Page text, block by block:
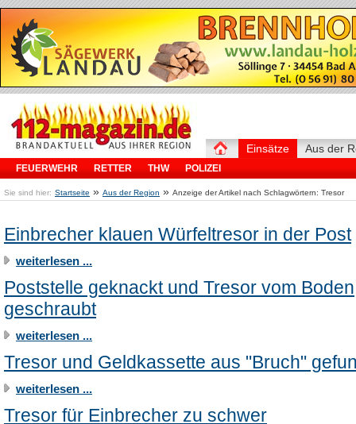
Einsätze
FEUERWEHR RETTER THW POLIZEI
Aus der
Sie sind hier: Startseite » Aus der Region » Anzeige der Artikel nach Schlagwörtern: Tresor
Einbrecher klauen Würfeltresor in der Post
weiterlesen ...
Poststelle geknackt und Tresor vom Boden
geschraubt
weiterlesen ...
Tresor und Geldkassette aus "Bruch"
weiterlesen ...
Tresor für Einbrecher zu schwer